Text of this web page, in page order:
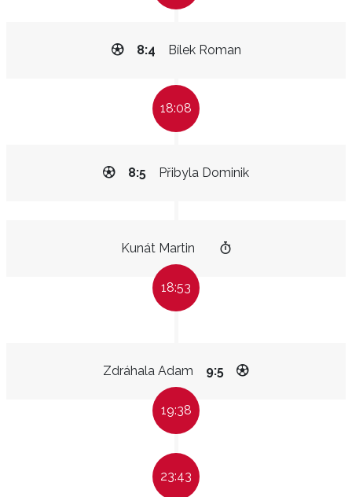
Bílek Roman
8:4
18:08
Přibyla Dominik
8:5
Kunát Martin
18:53
Zdráhala Adam 9:5
19:38
23:43